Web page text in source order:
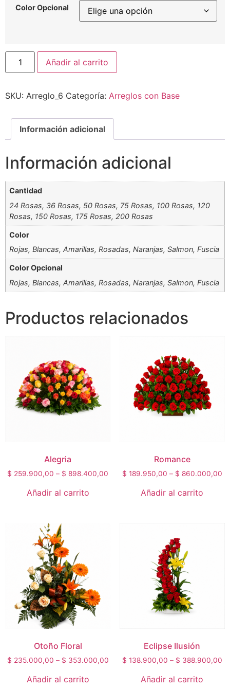
Color Opcional
Añadir al carrito
SKU: Arreglo_6 Categoría: Arreglos con Base
Información adicional
Información adicional
Cantidad
24 Rosas, 36 Rosas, 50 Rosas, 75 Rosas, 100 Rosas, 120
Rosas, 150 Rosas, 175 Rosas, 200 Rosas
Color
Rojas, Blancas, Amarillas, Rosadas, Naranjas, Salmon, Fuscia
Color Opcional
Rojas, Blancas, Amarillas, Rosadas, Naranjas, Salmon, Fuscia
Productos relacionados
Alegria
$ 259.900,00 – $ 898.400,00
Añadir al carrito
Romance
$ 189.950,00 – $ 860.000,00
Añadir al carrito
Otoño Floral
$ 235.000,00 – $ 353.000,00
Añadir al carrito
Eclipse Ilusión
$ 138.900,00 – $ 388.900,00
Añadir al carrito